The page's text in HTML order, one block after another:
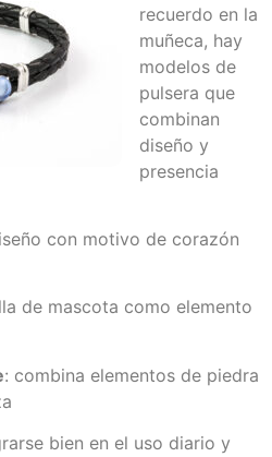
recuerdo en la
muñeca, hay
modelos de
pulsera que
combinan
diseño y
presencia
con motivo de corazón
de mascota como elemento
: combina elementos de piedra
bien en el uso diario y